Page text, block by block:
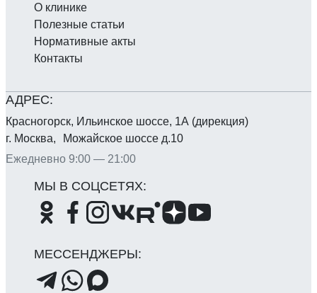
Красногорск, Ильинское шоссе, 1А (дирекция)
г. Москва, Можайское шоссе д.10
Ежедневно 9:00 — 21:00
О клинике
Полезные статьи
Нормативные акты
Контакты